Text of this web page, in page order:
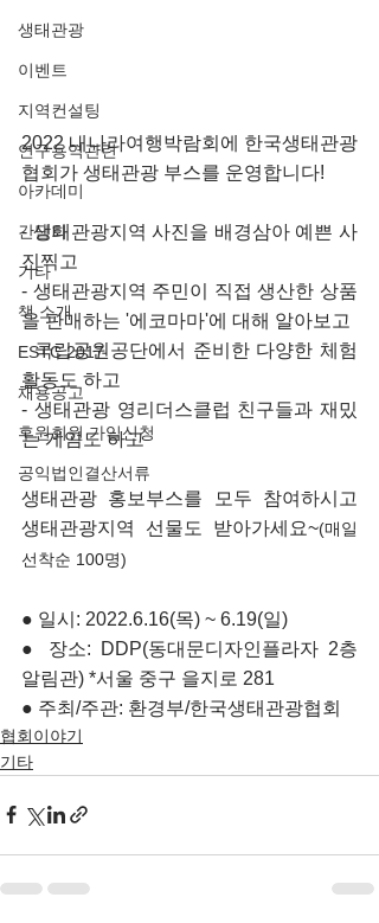
생태관광
이벤트
지역컨설팅
연구용역관련
아카데미
간담회
기타
책 소개
ESTC 2017
채용공고
후원회원 가입신청
공익법인결산서류
2022 내나라여행박람회에 한국생태관광
협회가 생태관광 부스를 운영합니다!
- 생태관광지역 사진을 배경삼아 예쁜 사
진찍고
- 생태관광지역 주민이 직접 생산한 상품
을 판매하는 '에코마마'에 대해 알아보고
- 국립공원공단에서 준비한 다양한 체험
활동도 하고
- 생태관광 영리더스클럽 친구들과 재밌
는 게임도 하고
생태관광 홍보부스를 모두 참여하시고
생태관광지역 선물도 받아가세요~(매일
선착순 100명)
● 일시: 2022.6.16(목) ~ 6.19(일)
● 장소: DDP(동대문디자인플라자 2층
알림관) *서울 중구 을지로 281
● 주최/주관: 환경부/한국생태관광협회
협회이야기
기타